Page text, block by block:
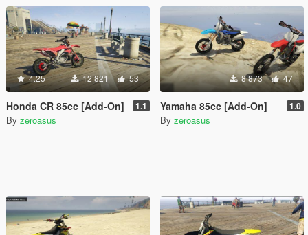
4.25 12 821 53
Honda CR 85cc [Add-On] 1.1
By zeroasus
8 873 47
Yamaha 85cc [Add-On] 1.0
By zeroasus